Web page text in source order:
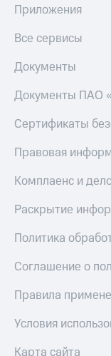
Приложения
Все сервисы
Документы
Документы ПАО
Сертификаты
Правовая
Комплаенс и
Раскрытие
Политика
Соглашение о
Правила
Условия
Карта сайта